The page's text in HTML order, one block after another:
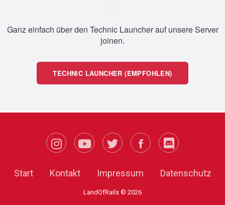
Ganz einfach über den Technic Launcher auf unsere Server
joinen.
TECHNIC LAUNCHER (EMPFOHLEN)
Start Kontakt Impressum Datenschutz
LandOfRails © 2026